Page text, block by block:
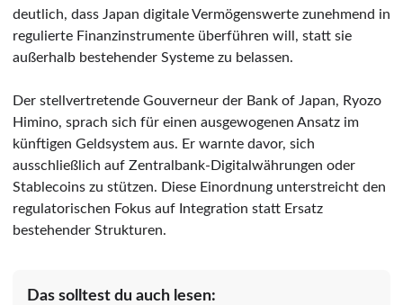
deutlich, dass Japan digitale Vermögenswerte zunehmend in
regulierte Finanzinstrumente überführen will, statt sie
außerhalb bestehender Systeme zu belassen.
Der stellvertretende Gouverneur der Bank of Japan, Ryozo
Himino, sprach sich für einen ausgewogenen Ansatz im
künftigen Geldsystem aus. Er warnte davor, sich
ausschließlich auf Zentralbank-Digitalwährungen oder
Stablecoins zu stützen. Diese Einordnung unterstreicht den
regulatorischen Fokus auf Integration statt Ersatz
bestehender Strukturen.
Das solltest du auch lesen: